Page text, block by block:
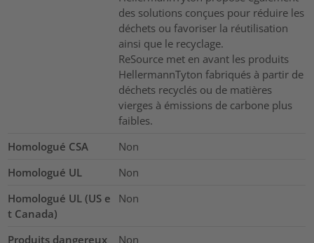
des solutions conçues pour réduire les
déchets ou favoriser la réutilisation
ainsi que le recyclage.
ReSource met en avant les produits
HellermannTyton fabriqués à partir de
déchets recyclés ou de matières
vierges à émissions de carbone plus
faibles.
Homologué CSA
Non
Homologué UL
Non
Homologué UL (US e
t Canada)
Non
Produits dangereux Non